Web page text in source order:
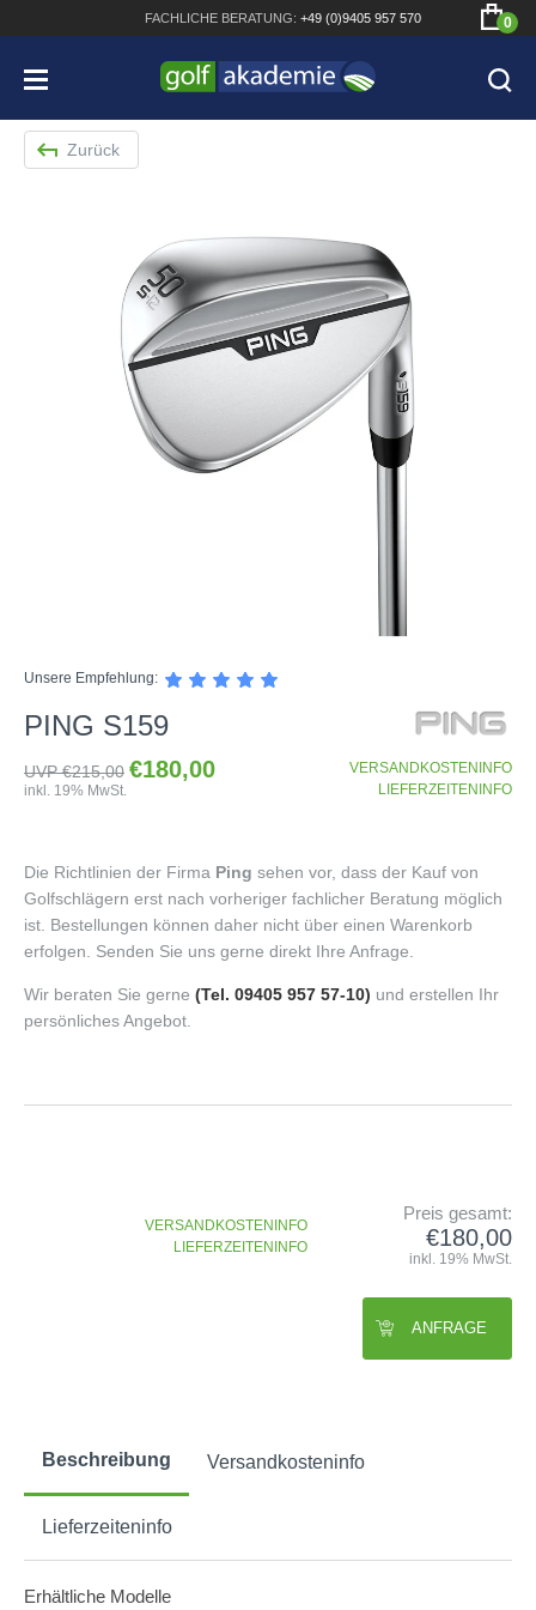
FACHLICHE BERATUNG: +49 (0)9405 957 570 0
Bridgestone JGR Driver 2018
Cobra King F8+ Driver
Titleist Pro V1x mit gratis Schriftaufdruck
Bennington Waterproof QO14 Sport Cartbag
DRIVER
FAIRWAYHÖLZER
HYBRIDS
DRIVING EISEN
PUTTER
KINDER GOLFSCHLÄGER
KOMPLETTSETS
SHAFTS
BAGS
CARTBAGS
SONSTIGE BAGS
TROLLIES
TROLLEY ZUBEHÖR
LOGOBÄLLE
HERREN GOLFSCHUHE
DAMEN GOLFSCHUHE
KINDER GOLFSCHUHE
BEKLEIDUNG
HERREN
DAMEN
CAPS
GÜRTEL & SOCKEN
HANDSCHUHE
HERREN GOLFHANDSCHUHE
DAMEN GOLFHANDSCHUHE
KINDER GOLFHANDSCHUHE
ZUBEHÖR
ENTFERNUNGSMESSER
REGENSCHIRME
GRIFFE
GUTSCHEINE
Zurück
Unsere Empfehlung:
PING S159
UVP €215,00 €180,00
inkl. 19% MwSt.
VERSANDKOSTENINFO
LIEFERZEITENINFO
Die Richtlinien der Firma Ping sehen vor, dass der Kauf von
Golfschlägern erst nach vorheriger fachlicher Beratung möglich
ist. Bestellungen können daher nicht über einen Warenkorb
erfolgen. Senden Sie uns gerne direkt Ihre Anfrage.
Wir beraten Sie gerne (Tel. 09405 957 57-10) und erstellen Ihr
persönliches Angebot.
VERSANDKOSTENINFO
LIEFERZEITENINFO
Preis gesamt:
€180,00
inkl. 19% MwSt.
ANFRAGE
Beschreibung Versandkosteninfo
Lieferzeiteninfo
Erhältliche Modelle